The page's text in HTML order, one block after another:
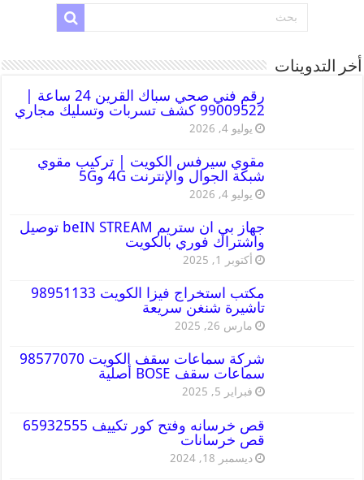
أخر التدوينات
رقم فني صحي سباك القرين 24 ساعة |
99009522 كشف تسربات وتسليك مجاري
يوليو 4, 2026
مقوي سيرفس الكويت | تركيب مقوي
شبكة الجوال والإنترنت 4G و5G
يوليو 4, 2026
جهاز بي ان ستريم beIN STREAM توصيل
واشتراك فوري بالكويت
أكتوبر 1, 2025
مكتب استخراج فيزا الكويت 98951133
تاشيرة شنغن سريعة
مارس 26, 2025
شركة سماعات سقف الكويت 98577070
سماعات سقف BOSE أصلية
فبراير 5, 2025
قص خرسانه وفتح كور تكييف 65932555
قص خرسانات
ديسمبر 18, 2024